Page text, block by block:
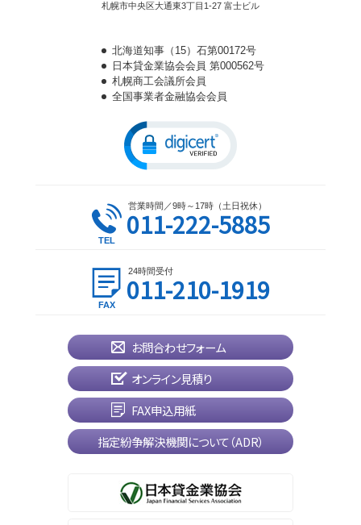
札幌市中央区大通東3丁目1-27 富士ビル
北海道知事（15）石第00172号
日本貸金業協会会員 第000562号
札幌商工会議所会員
全国事業者金融協会会員
営業時間／9時～17時（土日祝休）
011-222-5885
24時間受付
011-210-1919
お問合わせフォーム
オンライン見積り
FAX申込用紙
指定紛争解決機関について（ADR）